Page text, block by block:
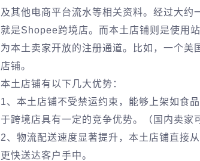
及其他电商平台流水等相关资料。经过大
就是Shopee跨境店。而本土店铺则是使用
为本土卖家开放的注册通道。比如，一个
店铺。
本土店铺有以下几大优势：
1、本土店铺不受禁运约束，能够上架如食
于跨境店具有一定的竞争优势。（国内卖家
2、物流配送速度显著提升，本土店铺直接
更快送达客户手中。